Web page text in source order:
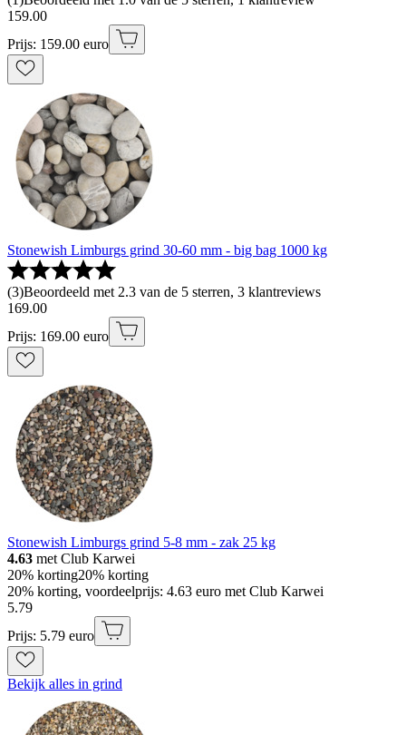
159.00
Prijs: 159.00 euro
Stonewish Limburgs grind 30-60 mm - big bag 1000 kg
(3)Beoordeeld met 2.3 van de 5 sterren, 3 klantreviews
169.00
Prijs: 169.00 euro
Stonewish Limburgs grind 5-8 mm - zak 25 kg
4.63 met Club Karwei
20% korting20% korting
20% korting, voordeelprijs: 4.63 euro met Club Karwei
5.79
Prijs: 5.79 euro
Bekijk alles in grind